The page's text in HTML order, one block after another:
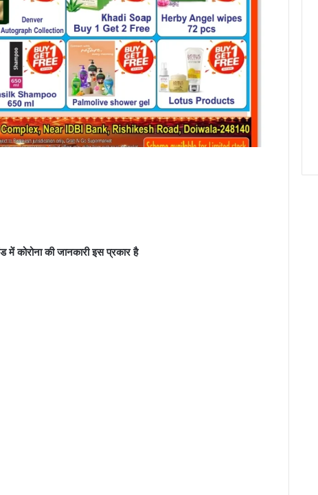
कोरोना की जानकारी इस प्रकार है